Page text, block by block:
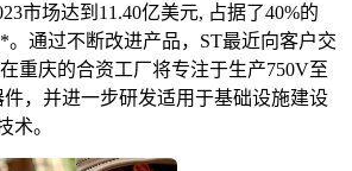
市场达到11.40亿美元, 占据了40%的
。通过不断改进产品，ST最近向客户交
重庆的合资工厂将专注于生产750V至
件，并进一步研发适用于基础设施建设
术。